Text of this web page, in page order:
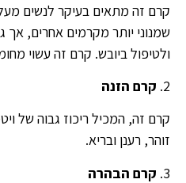
שמנוני יותר מקרמים אחרים, אך
ולטיפול ביובש. קרם זה עשוי
2. קרם הזנה
זוהר, רענן ובריא.
3. קרם הבהרה